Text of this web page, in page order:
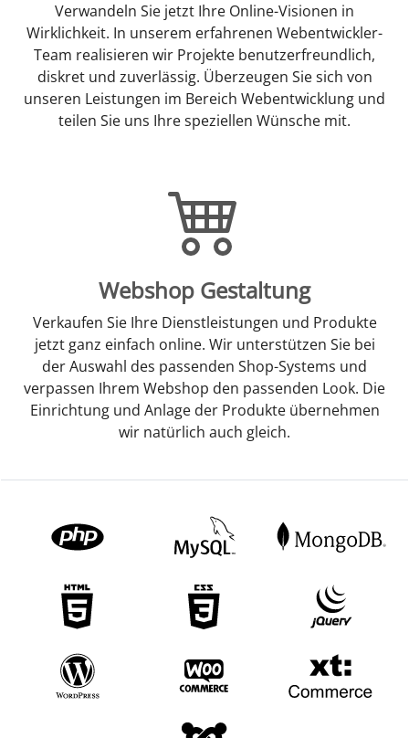
Verwandeln Sie jetzt Ihre Online-Visionen in
Wirklichkeit. In unserem erfahrenen Webentwickler-
Team realisieren wir Projekte benutzerfreundlich,
diskret und zuverlässig. Überzeugen Sie sich von
unseren Leistungen im Bereich Webentwicklung und
teilen Sie uns Ihre speziellen Wünsche mit.
Webshop Gestaltung
Verkaufen Sie Ihre Dienstleistungen und Produkte
jetzt ganz einfach online. Wir unterstützen Sie bei
der Auswahl des passenden Shop-Systems und
verpassen Ihrem Webshop den passenden Look. Die
Einrichtung und Anlage der Produkte übernehmen
wir natürlich auch gleich.